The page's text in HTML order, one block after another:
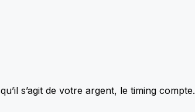
s’agit de votre argent, le timing compte.